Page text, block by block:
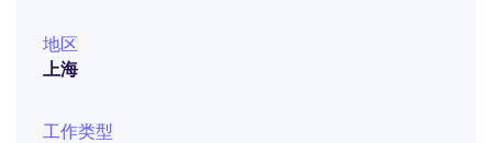
地区
上海
工作类型